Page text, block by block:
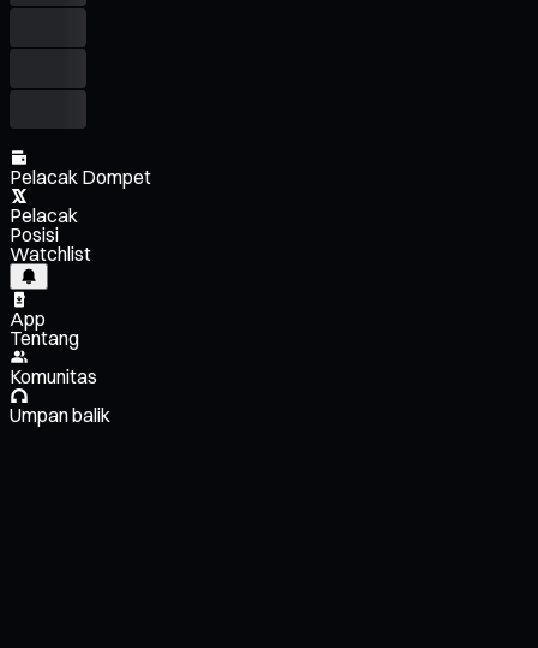
Pelacak Dompet
Pelacak
Posisi
Watchlist
App
Tentang
Komunitas
Umpan balik